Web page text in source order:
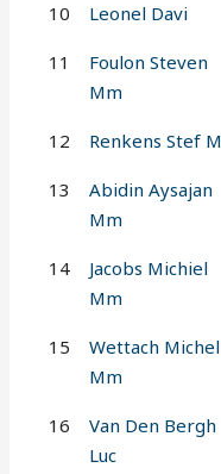
10 Leonel Davi
11
Foulon Steven
Mm
12 Renkens Stef M
13
Abidin Aysajan
Mm
14
Jacobs Michiel
Mm
15
Wettach Michel
Mm
16
Van Den Bergh
Luc